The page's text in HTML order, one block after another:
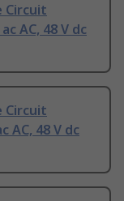
Circuit
AC, 48 V dc
Circuit
AC, 48 V dc